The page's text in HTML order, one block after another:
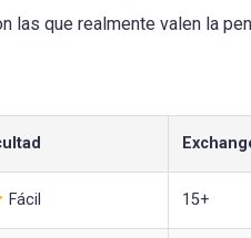
las que realmente valen la
Fácil 15+